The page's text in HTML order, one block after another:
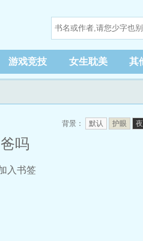
游戏竞技 女生耽美 其
背景： 默认 护眼
吗
入书签